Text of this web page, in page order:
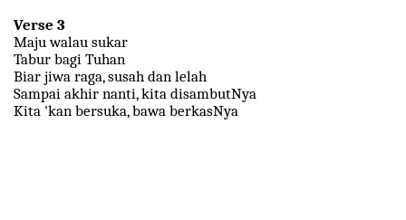
Verse 3
Maju walau sukar
Tabur bagi Tuhan
Biar jiwa raga, susah dan lelah
Sampai akhir nanti, kita disambutNya
Kita 'kan bersuka, bawa berkasNya